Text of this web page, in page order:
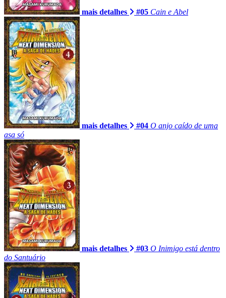
mais detalhes #05 Cain e Abel
mais detalhes #04 O anjo caído de uma
asa só
mais detalhes #03 O Inimigo está dentro
do Santuário